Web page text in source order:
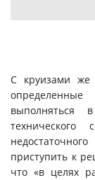
С круизами же
выполняться
приступить к
что «в целях